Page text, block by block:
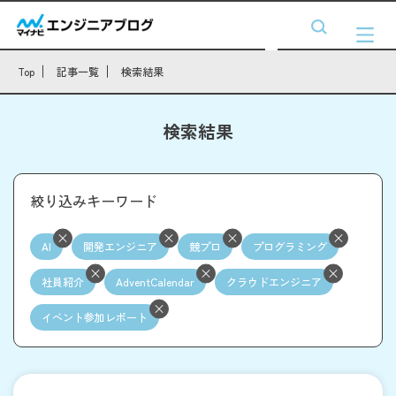
Top 記事一覧 検索結果
検索結果
絞り込みキーワード
AI 開発エンジニア 競プロ プログラミング
社員紹介 AdventCalendar クラウドエンジニア
イベント参加レポート